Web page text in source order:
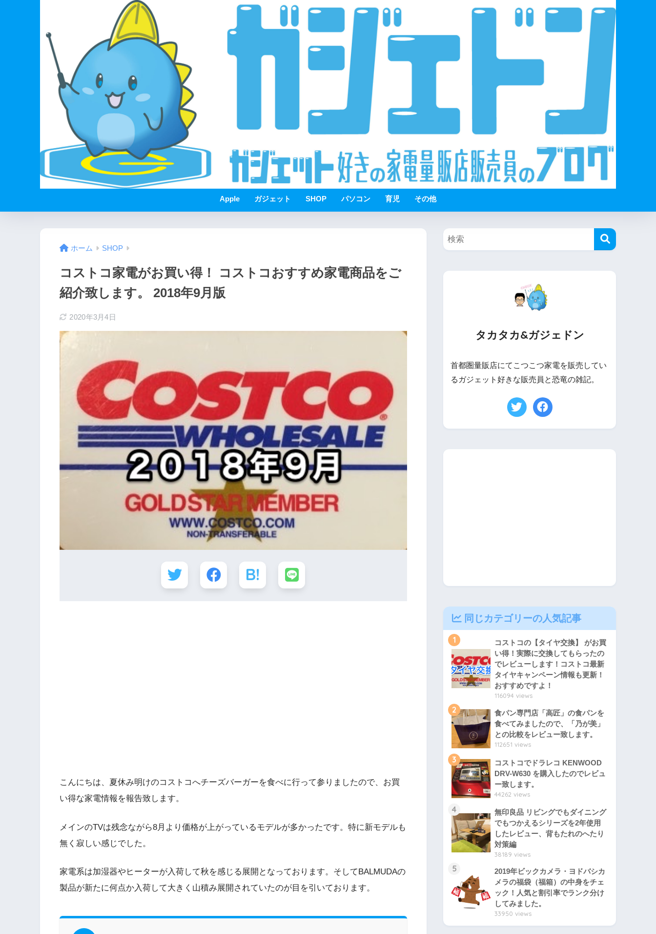
Apple ガジェット SHOP パソコン 育児 その他
ホーム SHOP
コストコ家電がお買い得！ コストコおすすめ家電商品をご
紹介致します。 2018年9月版
2020年3月4日
こんにちは、夏休み明けのコストコへチーズバーガーを食べに行って参りましたので、お買
い得な家電情報を報告致します。
メインのTVは残念ながら8月より価格が上がっているモデルが多かったです。特に新モデルも
無く寂しい感じでした。
家電系は加湿器やヒーターが入荷して秋を感じる展開となっております。そしてBALMUDAの
製品が新たに何点か入荷して大きく山積み展開されていたのが目を引いております。
タカタカ&ガジェドン
首都圏量販店にてこつこつ家電を販売してい
るガジェット好きな販売員と恐竜の雑記。
同じカテゴリーの人気記事
1
コストコの【タイヤ交換】 がお買
い得！実際に交換してもらったの
でレビューします！コストコ最新
タイヤキャンペーン情報も更新！
おすすめですよ！
116094 views
2
食パン専門店「高匠」の食パンを
食べてみましたので、「乃が美」
との比較をレビュー致します。
112651 views
3
コストコでドラレコ KENWOOD
DRV-W630 を購入したのでレビュ
ー致します。
44262 views
4
無印良品 リビングでもダイニング
でもつかえるシリーズを2年使用
したレビュー、背もたれのへたり
対策編
38189 views
5
2019年ビックカメラ・ヨドバシカ
メラの福袋（福箱）の中身をチェ
ック！人気と割引率でランク分け
してみました。
33950 views